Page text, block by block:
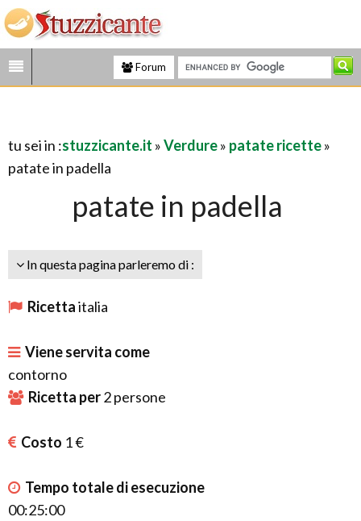
Forum
tu sei in :stuzzicante.it »Verdure» patate ricette»
patate in padella
patate in padella
In questa pagina parleremo di :
Ricettaitalia
Viene servita come
contorno
Ricetta per2persone
Costo 1 €
Tempo totale di esecuzione
00:25:00